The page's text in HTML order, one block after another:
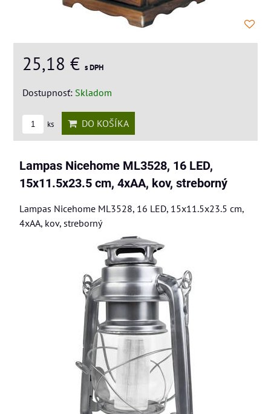
25,18 € s DPH
Dostupnosť: Skladom
ks DO KOŠÍKA
Lampas Nicehome ML3528, 16 LED,
15x11.5x23.5 cm, 4xAA, kov, streborný
Lampas Nicehome ML3528, 16 LED, 15x11.5x23.5 cm,
4xAA, kov, streborný